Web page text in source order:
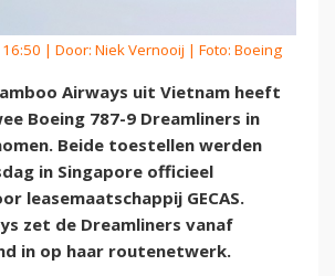
| Door: Niek Vernooij | Foto: Boeing
Airways uit Vietnam heeft
Boeing 787-9 Dreamliners in
Beide toestellen werden
in Singapore officieel
leasemaatschappij GECAS.
zet de Dreamliners vanaf
in op haar routenetwerk.